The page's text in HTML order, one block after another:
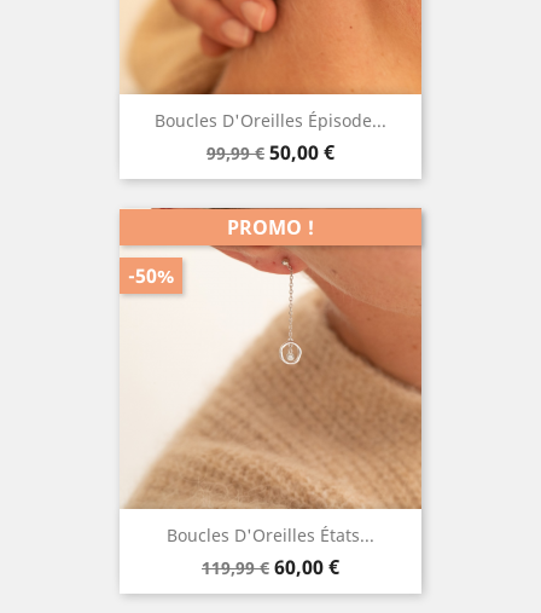
Boucles D'Oreilles Épisode...
Prix
de
99,99 € Prix
50,00 €
Boucles D'Oreilles États...
Prix
de
119,99 € Prix
60,00 €
PROMO !
-50%